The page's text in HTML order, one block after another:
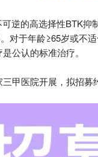
逆的高选择性BTK
对于年龄≥65岁或不
公认的标准治疗。
甲医院开展，拟招募